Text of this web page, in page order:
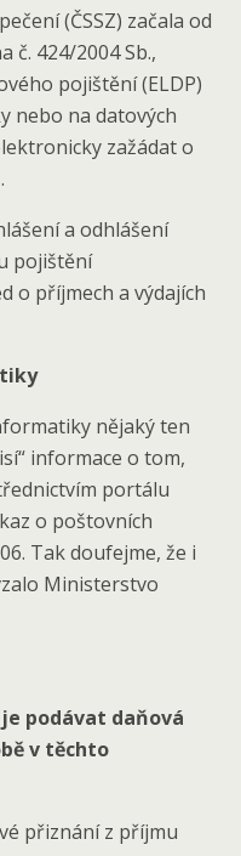
(ČSSZ) začala od
č. 424/2004 Sb.,
pojištění (ELDP)
nebo na datových
zažádat o
a odhlášení
pojištění
o příjmech a výdajích
nějaký ten
informace o tom,
portálu
o poštovních
Tak doufejme, že i
Ministerstvo
podávat daňová
v těchto
přiznání z příjmu